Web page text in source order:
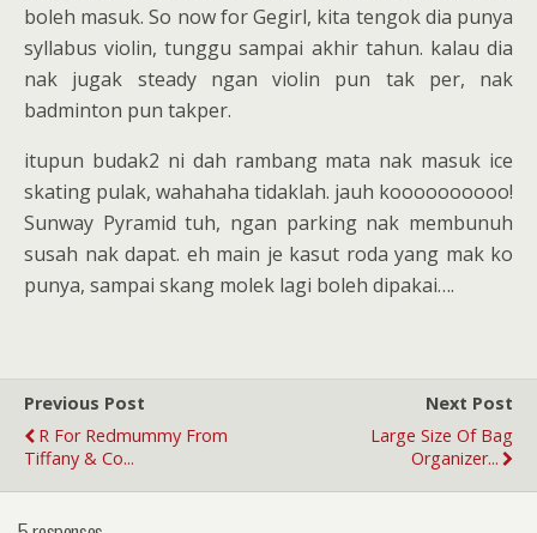
boleh masuk. So now for Gegirl, kita tengok dia punya
syllabus violin, tunggu sampai akhir tahun. kalau dia
nak jugak steady ngan violin pun tak per, nak
badminton pun takper.
itupun budak2 ni dah rambang mata nak masuk ice
skating pulak, wahahaha tidaklah. jauh koooooooooo!
Sunway Pyramid tuh, ngan parking nak membunuh
susah nak dapat. eh main je kasut roda yang mak ko
punya, sampai skang molek lagi boleh dipakai….
Previous Post
R For Redmummy From
Tiffany & Co...
Next Post
Large Size Of Bag
Organizer...